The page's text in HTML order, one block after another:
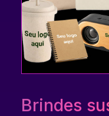
Brindes